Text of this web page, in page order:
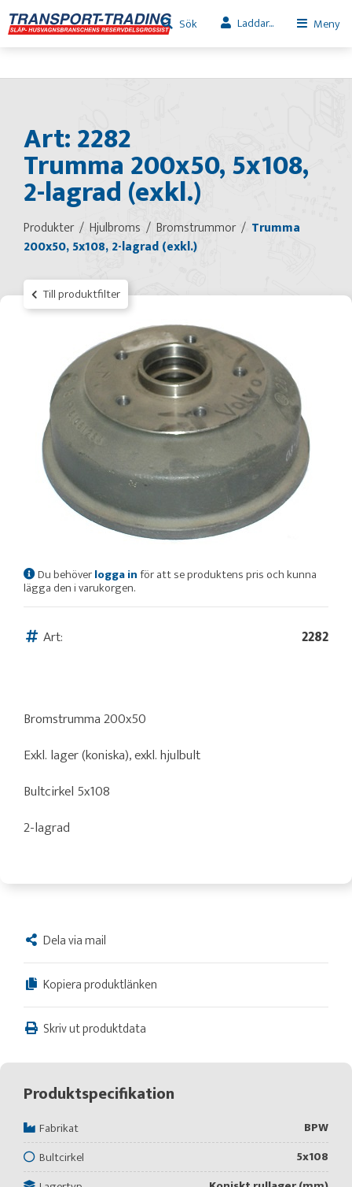
Sök Laddar... Meny
Art: 2282
Trumma 200x50, 5x108,
2-lagrad (exkl.)
Produkter Hjulbroms Bromstrummor
Trumma
200x50, 5x108, 2-lagrad (exkl.)
Till produktfilter
Du behöverlogga inför att se produktens pris och kunna
lägga den i varukorgen.
Art: 2282
Bromstrumma 200x50
Exkl. lager (koniska), exkl. hjulbult
Bultcirkel 5x108
2-lagrad
Dela via mail
Kopiera produktlänken
Skriv ut produktdata
Produktspecifikation
Fabrikat
BPW
Bultcirkel
5x108